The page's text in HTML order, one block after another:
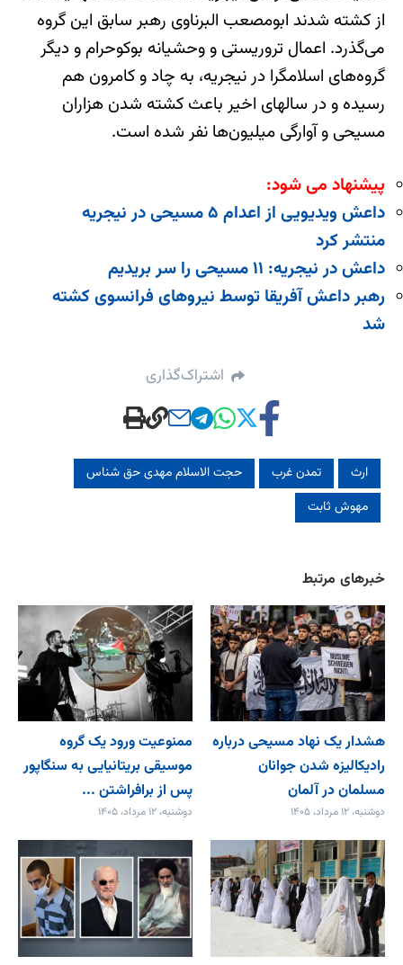
از کشته شدند ابومصعب البرناوی رهبر سابق این گروه
می‌گذرد. اعمال تروریستی و وحشیانه بوکوحرام و دیگر
گروه‌های اسلامگرا در نیجریه، به چاد و کامرون هم
رسیده و در سالهای اخیر باعث کشته شدن هزاران
مسیحی و آوارگی میلیون‌ها نفر شده است.
پیشنهاد می شود:
داعش ویدیویی از اعدام ۵ مسیحی در نیجریه
منتشر کرد
داعش در نیجریه: ۱۱ مسیحی را سر بریدیم
رهبر داعش آفریقا توسط نیروهای فرانسوی کشته
شد
اشتراک‌گذاری
ارث تمدن غرب
حجت الاسلام مهدی حق شناس
مهوش ثابت
خبرهای مرتبط
هشدار یک نهاد مسیحی درباره
رادیکالیزه شدن جوانان
مسلمان در آلمان
دوشنبه، ۱۲ مرداد، ۱۴۰۵
ممنوعیت ورود یک گروه
موسیقی بریتانیایی به سنگاپور
پس از برافراشتن ...
دوشنبه، ۱۲ مرداد، ۱۴۰۵